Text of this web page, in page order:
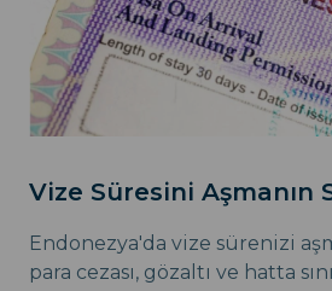
Vize Süresini Aşmanın
Endonezya'da vize sürenizi
para cezası, gözaltı ve hatta